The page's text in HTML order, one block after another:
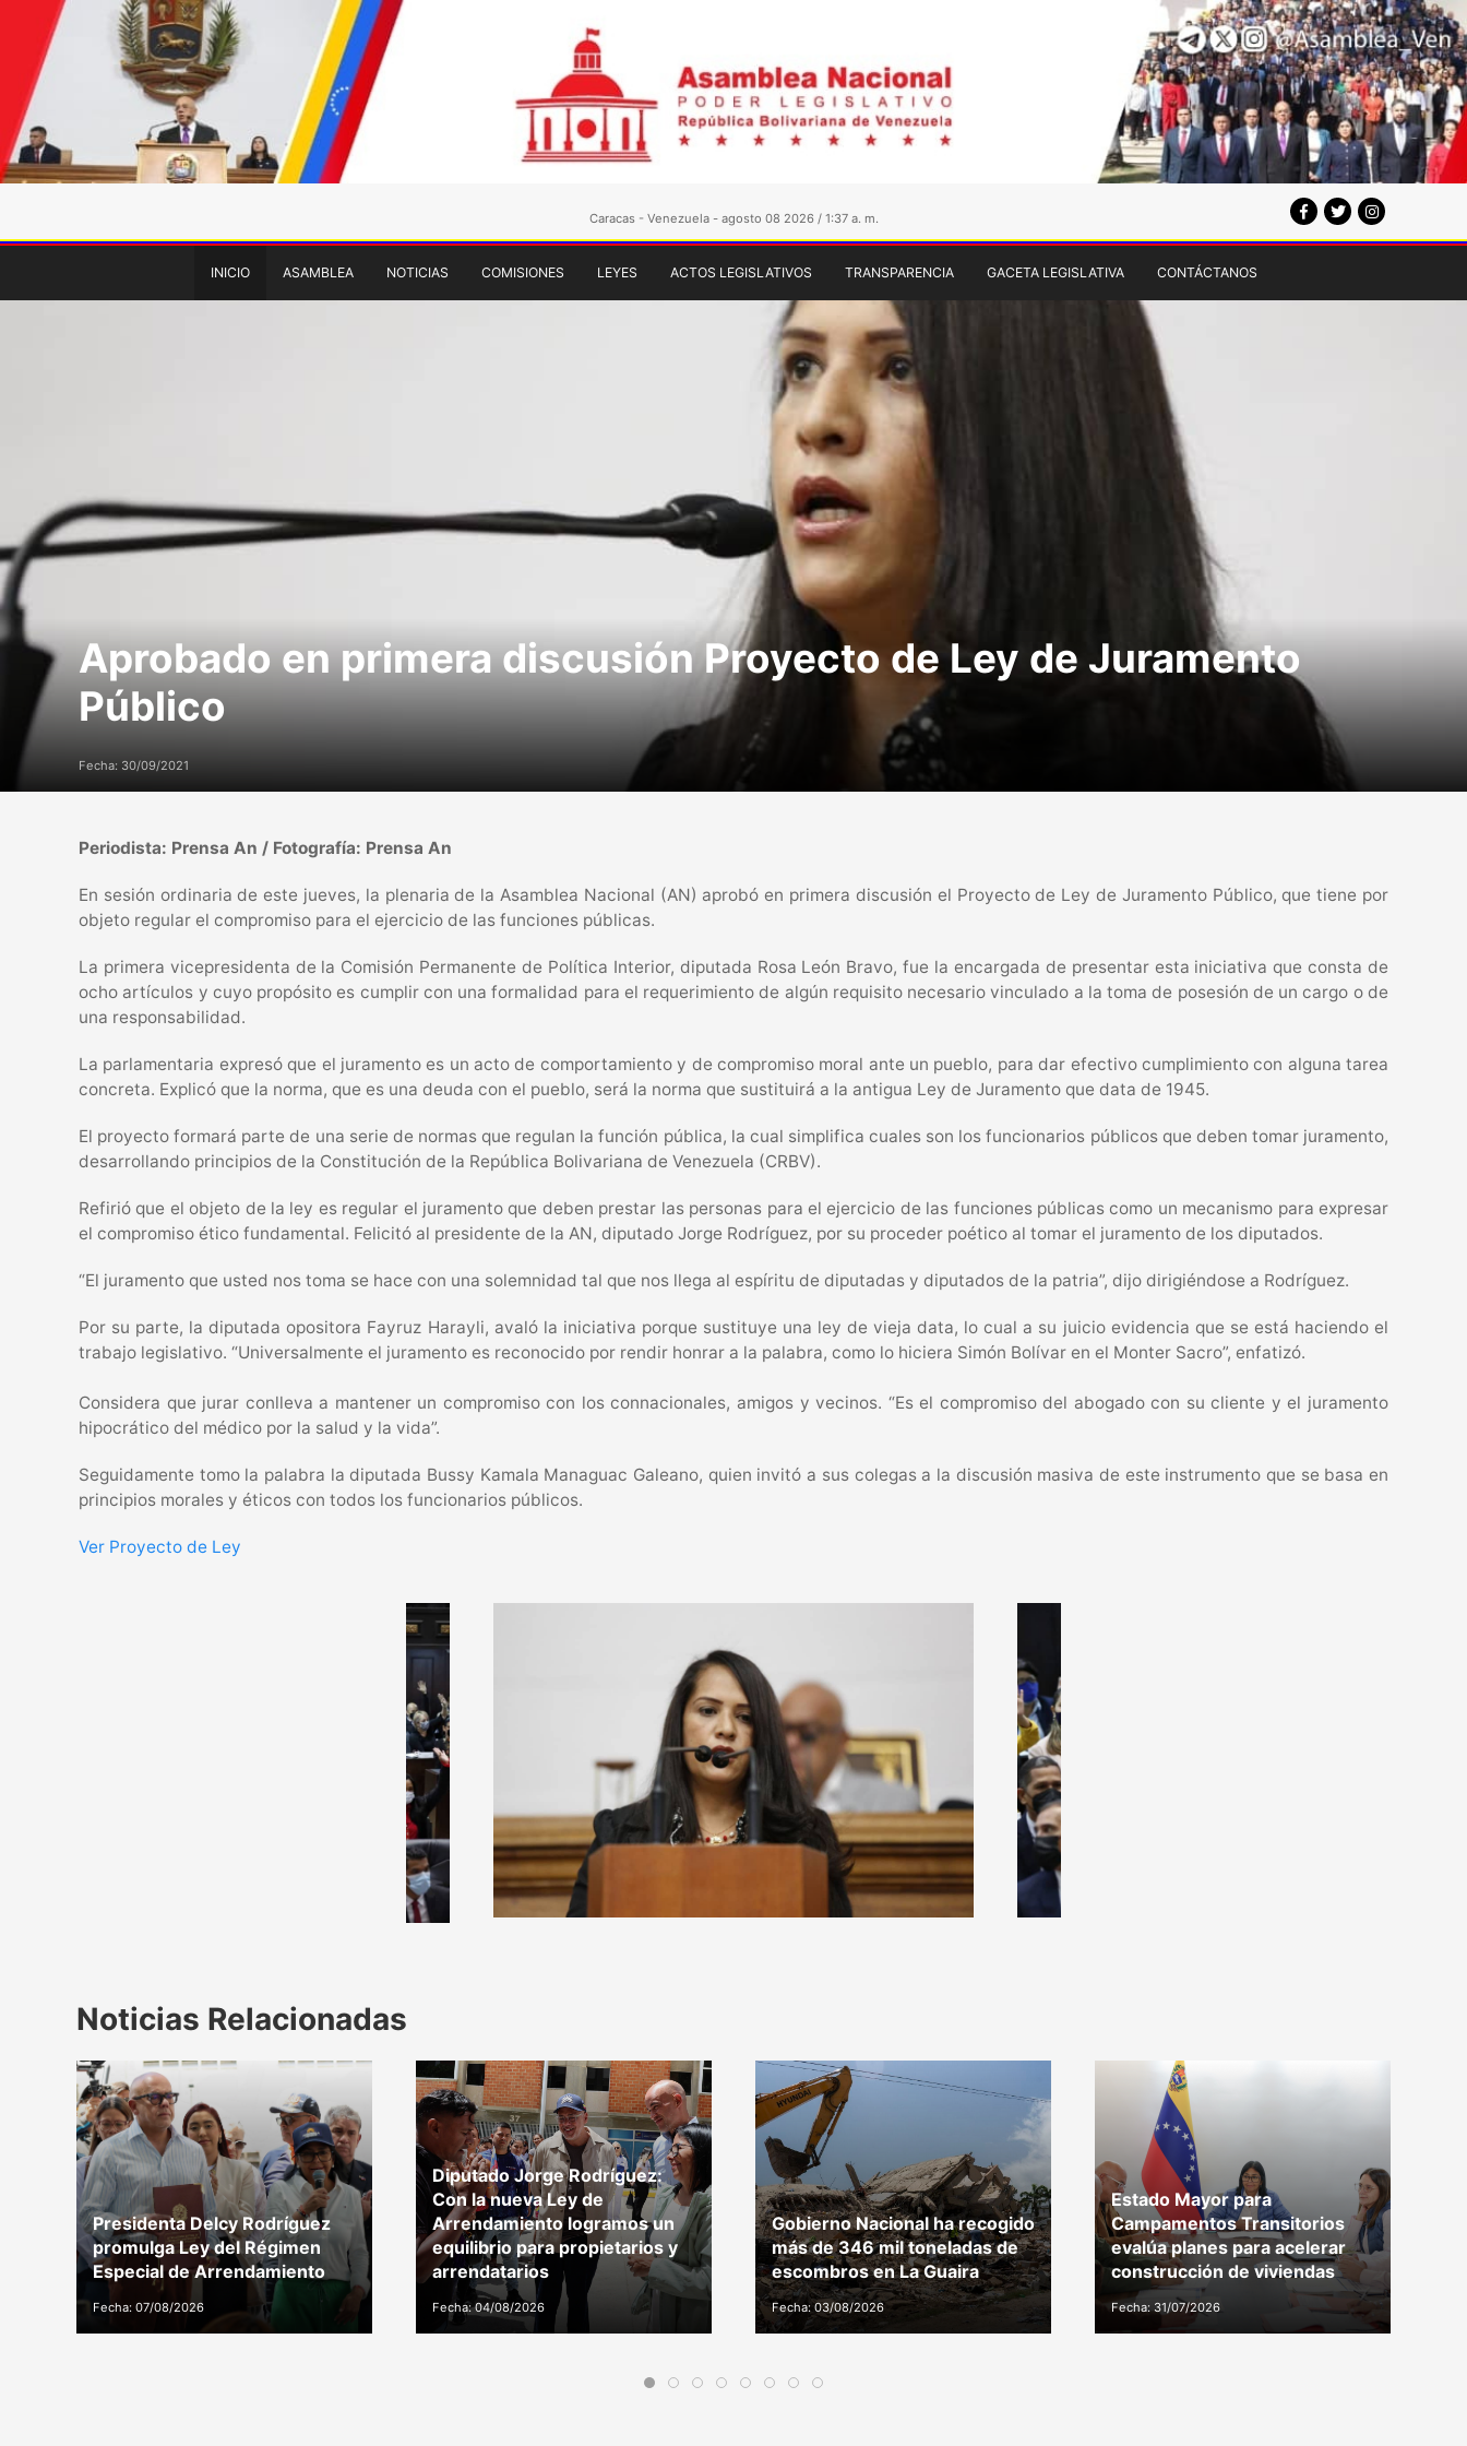
Caracas - Venezuela - agosto 08 2026 / 1:37 a. m.
INICIO ASAMBLEA NOTICIAS COMISIONES LEYES ACTOS LEGISLATIVOS TRANSPARENCIA GACETA LEGISLATIVA CONTÁCTANOS
Aprobado en primera discusión Proyecto de Ley de Juramento
Público
Fecha: 30/09/2021
Periodista: Prensa An / Fotografía: Prensa An
En sesión ordinaria de este jueves, la plenaria de la Asamblea Nacional (AN) aprobó en primera discusión el Proyecto de Ley de Juramento Público, que tiene por
objeto regular el compromiso para el ejercicio de las funciones públicas.
La primera vicepresidenta de la Comisión Permanente de Política Interior, diputada Rosa León Bravo, fue la encargada de presentar esta iniciativa que consta de
ocho artículos y cuyo propósito es cumplir con una formalidad para el requerimiento de algún requisito necesario vinculado a la toma de posesión de un cargo o de
una responsabilidad.
La parlamentaria expresó que el juramento es un acto de comportamiento y de compromiso moral ante un pueblo, para dar efectivo cumplimiento con alguna tarea
concreta. Explicó que la norma, que es una deuda con el pueblo, será la norma que sustituirá a la antigua Ley de Juramento que data de 1945.
El proyecto formará parte de una serie de normas que regulan la función pública, la cual simplifica cuales son los funcionarios públicos que deben tomar juramento,
desarrollando principios de la Constitución de la República Bolivariana de Venezuela (CRBV).
Refirió que el objeto de la ley es regular el juramento que deben prestar las personas para el ejercicio de las funciones públicas como un mecanismo para expresar
el compromiso ético fundamental. Felicitó al presidente de la AN, diputado Jorge Rodríguez, por su proceder poético al tomar el juramento de los diputados.
“El juramento que usted nos toma se hace con una solemnidad tal que nos llega al espíritu de diputadas y diputados de la patria”, dijo dirigiéndose a Rodríguez.
Por su parte, la diputada opositora Fayruz Harayli, avaló la iniciativa porque sustituye una ley de vieja data, lo cual a su juicio evidencia que se está haciendo el
trabajo legislativo. “Universalmente el juramento es reconocido por rendir honrar a la palabra, como lo hiciera Simón Bolívar en el Monter Sacro”, enfatizó.
Considera que jurar conlleva a mantener un compromiso con los connacionales, amigos y vecinos. “Es el compromiso del abogado con su cliente y el juramento
hipocrático del médico por la salud y la vida”.
Seguidamente tomo la palabra la diputada Bussy Kamala Managuac Galeano, quien invitó a sus colegas a la discusión masiva de este instrumento que se basa en
principios morales y éticos con todos los funcionarios públicos.
Ver Proyecto de Ley
Noticias Relacionadas
Presidenta Delcy Rodríguez
promulga Ley del Régimen
Especial de Arrendamiento
Fecha: 07/08/2026
Diputado Jorge Rodríguez:
Con la nueva Ley de
Arrendamiento logramos un
equilibrio para propietarios y
arrendatarios
Fecha: 04/08/2026
Gobierno Nacional ha recogido
más de 346 mil toneladas de
escombros en La Guaira
Fecha: 03/08/2026
Estado Mayor para
Campamentos Transitorios
evalúa planes para acelerar
construcción de viviendas
Fecha: 31/07/2026